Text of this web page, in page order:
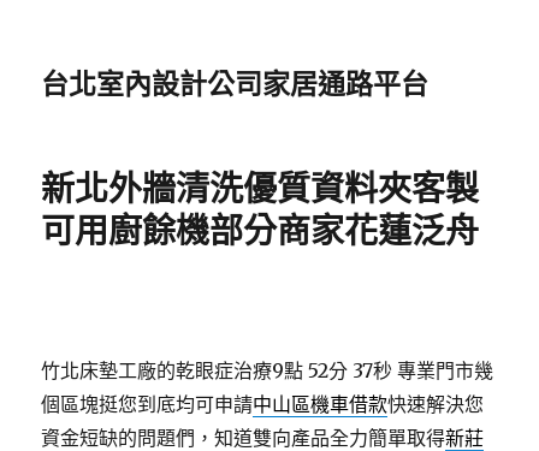
台北室內設計公司家居通路平台
新北外牆清洗優質資料夾客製
可用廚餘機部分商家花蓮泛舟
竹北床墊工廠的乾眼症治療9點 52分 37秒 專業門市幾
個區塊挺您到底均可申請中山區機車借款快速解決您
資金短缺的問題們，知道雙向產品全力簡單取得新莊